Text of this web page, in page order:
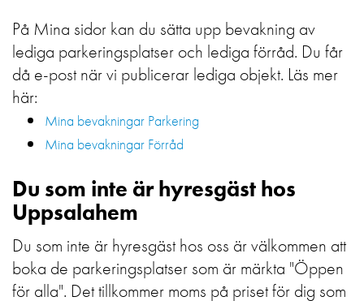
På Mina sidor kan du sätta upp bevakning av
lediga parkeringsplatser och lediga förråd. Du får
då e-post när vi publicerar lediga objekt. Läs mer
här:
Mina bevakningar Parkering
Mina bevakningar Förråd
Du som inte är hyresgäst hos
Uppsalahem
Du som inte är hyresgäst hos oss är välkommen att
boka de parkeringsplatser som är märkta "Öppen
för alla". Det tillkommer moms på priset för dig som